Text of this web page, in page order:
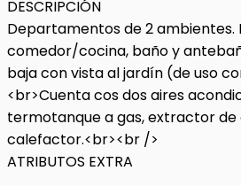
DESCRIPCIÓN
Departamentos de 2 ambientes.
comedor/cocina, baño y
baja con vista al jardín (de uso
<br>Cuenta cos dos aires
termotanque a gas, extractor de
calefactor.<br><br />
ATRIBUTOS EXTRA